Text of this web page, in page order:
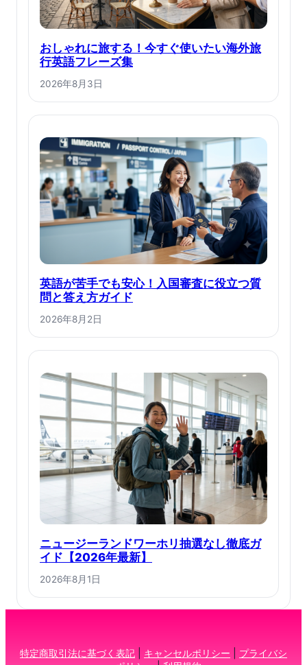
おしゃれに旅する！今すぐ使いたい海外旅
行英語フレーズ集
2026年8月3日
英語が苦手でも安心！入国審査に役立つ質
問と答え方ガイド
2026年8月2日
ニュージーランドワーホリ抽選なし徹底ガ
イド【2026年最新】
2026年8月1日
特定商取引法に基づく表記 キャンセルポリシー
プライバシ